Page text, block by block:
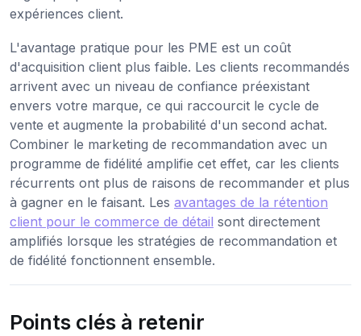
expériences client.
L'avantage pratique pour les PME est un coût
d'acquisition client plus faible. Les clients recommandés
arrivent avec un niveau de confiance préexistant
envers votre marque, ce qui raccourcit le cycle de
vente et augmente la probabilité d'un second achat.
Combiner le marketing de recommandation avec un
programme de fidélité amplifie cet effet, car les clients
récurrents ont plus de raisons de recommander et plus
à gagner en le faisant. Les avantages de la rétention
client pour le commerce de détail sont directement
amplifiés lorsque les stratégies de recommandation et
de fidélité fonctionnent ensemble.
Points clés à retenir